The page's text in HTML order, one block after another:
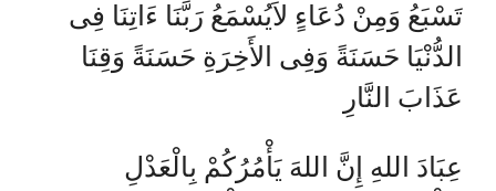
تَسْبَعُ وَمِنْ دُعَاءٍ لاَيُسْمَعُ رَبَّنَا ءَاتِنَا فِى
الدُّنْيَا حَسَنَةً وَفِى الأَخِرَةِ حَسَنَةً وَقِنَا
عَذَابَ النَّارِ
عِبَادَ اللهِ إِنَّ اللهَ يَأْمُرُكُمْ بِالْعَدْلِ